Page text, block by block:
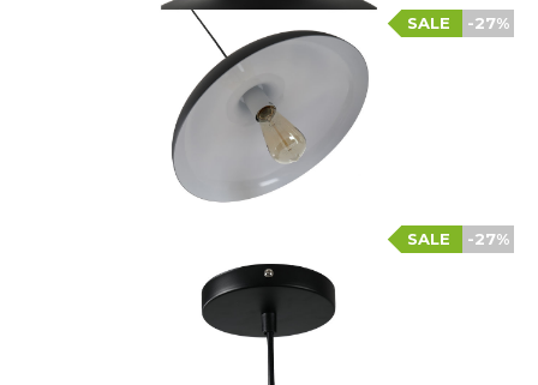
-27%
SALE
-27%
SALE